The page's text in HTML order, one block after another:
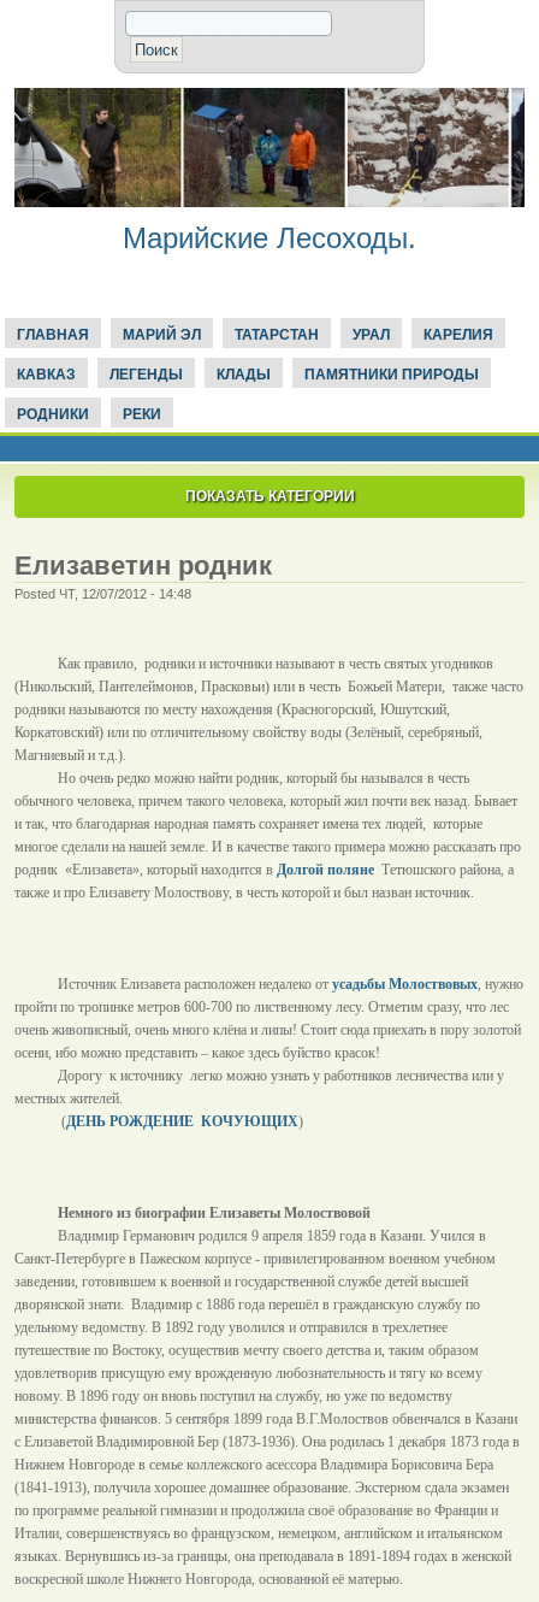
Марийские Лесоходы.
ГЛАВНАЯ МАРИЙ ЭЛ ТАТАРСТАН УРАЛ КАРЕЛИЯ
КАВКАЗ ЛЕГЕНДЫ КЛАДЫ ПАМЯТНИКИ ПРИРОДЫ
РОДНИКИ РЕКИ
ПОКАЗАТЬ КАТЕГОРИИ
Елизаветин родник
Posted ЧТ, 12/07/2012 - 14:48
Как правило, родники и источники называют в честь святых угодников
(Никольский, Пантелеймонов, Прасковьи) или в честь Божьей Матери, также часто
родники называются по месту нахождения (Красногорский, Юшутский,
Коркатовский) или по отличительному свойству воды (Зелёный, серебряный,
Магниевый и т.д.).
Но очень редко можно найти родник, который бы назывался в честь
обычного человека, причем такого человека, который жил почти век назад. Бывает
и так, что благодарная народная память сохраняет имена тех людей, которые
многое сделали на нашей земле. И в качестве такого примера можно рассказать про
родник «Елизавета», который находится в Долгой поляне Тетюшского района, а
также и про Елизавету Молоствову, в честь которой и был назван источник.
Источник Елизавета расположен недалеко от усадьбы Молоствовых, нужно
пройти по тропинке метров 600-700 по лиственному лесу. Отметим сразу, что лес
очень живописный, очень много клёна и липы! Стоит сюда приехать в пору золотой
осени, ибо можно представить – какое здесь буйство красок!
Дорогу к источнику легко можно узнать у работников лесничества или у
местных жителей.
(ДЕНЬ РОЖДЕНИЕ КОЧУЮЩИХ)
Немного из биографии Елизаветы Молоствовой
Владимир Германович родился 9 апреля 1859 года в Казани. Учился в
Санкт-Петербурге в Пажеском корпусе - привилегированном военном учебном
заведении, готовившем к военной и государственной службе детей высшей
дворянской знати. Владимир с 1886 года перешёл в гражданскую службу по
удельному ведомству. В 1892 году уволился и отправился в трехлетнее
путешествие по Востоку, осуществив мечту своего детства и, таким образом
удовлетворив присущую ему врожденную любознательность и тягу ко всему
новому. В 1896 году он вновь поступил на службу, но уже по ведомству
министерства финансов. 5 сентября 1899 года В.Г.Молоствов обвенчался в Казани
с Елизаветой Владимировной Бер (1873-1936). Она родилась 1 декабря 1873 года в
Нижнем Новгороде в семье коллежского асессора Владимира Борисовича Бера
(1841-1913), получила хорошее домашнее образование. Экстерном сдала экзамен
по программе реальной гимназии и продолжила своё образование во Франции и
Италии, совершенствуясь во французском, немецком, английском и итальянском
языках. Вернувшись из-за границы, она преподавала в 1891-1894 годах в женской
воскресной школе Нижнего Новгорода, основанной её матерью.